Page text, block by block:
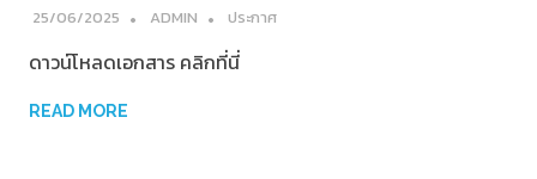
25/06/2025 ADMIN ประกาศ
ดาวน์โหลดเอกสาร คลิกที่นี่
READ MORE